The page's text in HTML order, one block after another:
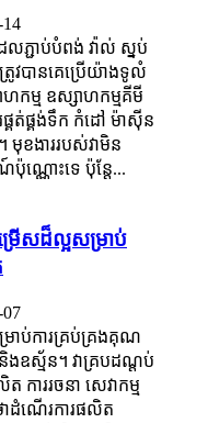
លភ្ជាប់បំពង់ វ៉ាល់ ស្នប់
វបានគេប្រើយ៉ាងទូលំ
កម្ម ឧស្សាហកម្មគីមី
ផ្គត់ផ្គង់ទឹក កំដៅ ម៉ាស៊ីន
ខងាររបស់វាមិន
ណ្ណោះទេ ប៉ុន្តែ...
ើសដ៏ល្អសម្រាប់
រាប់ការគ្រប់គ្រងគុណ
ងឧស្ម័ន។ វាគ្របដណ្តប់
ការរចនា សេវាកម្ម
ាដំណើរការផលិត